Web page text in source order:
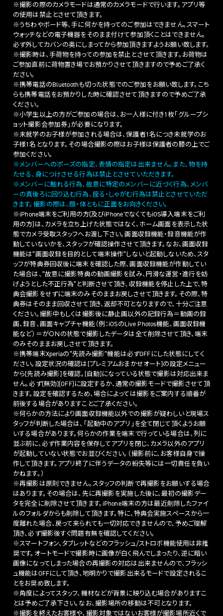
※撮影の際のカメラモードは通常のカメラモードで行います。アプリ等
の使用は禁止とさせて頂きます。
※うちわやボード等、手に何かを持ってのご参加はできません。スマート
ウォッチなどの電子機器をそのまま付けて参加頂くことはできません。
必ず外してカバンの奥にしまってから参加頂きますようお願い致します。
※撮影時は、手荷物を持っての参加を禁止とさせて頂きます。お荷物は
ご参加直前に荷物置き場でお預かりさせて頂きますので予めご了承く
ださい。
※携帯電話のBluetoothも切った状態でのご参加をお願い致します。こち
らも携帯電話をお預かりした時に確認させて頂きますので予めご了承
ください。
※小学生以上の方がご参加の場合は、お一人様に付き1枚「グループシ
ョット撮影会参加券」が必要になります。
※未就学のお子様が参加される場合は、保護者1名につき未就学のお
子様1名となります。その場合撮影の際はお子様は保護者の膝の上でご
参加ください。
※メンバーへのポーズの指定、表情の指定は出来ません。また、物を持
たせる、身につけさせる行為は禁止とさせていただきます。
※メンバーに触れる行為、故意に特定のメンバーに近づく行為、メンバ
ーの真後ろに回り込む行為、座る・しゃがむ行為は禁止とさせていただ
きます。撮影の際は、顔・体ともに正面をお向きください。
※iPhone端末をご利用の方(及びiPhoneでなくてもiOS導入端末をご利
用の方)は、カメラを立ち上げた状態ではなく、ホーム画面を表示した状
態でカメラ受取スタッフへお渡し下さい。画面収録機能・録音機能が作
動していないかを、スタッフが確認操作させて頂きます。なお、画面収録
機能は”画面収録を目的として端末操作”しないと起動しないため、スタ
ッフが特典券回収後に端末を確認した際、画面収録機能が作動してい
た場合は、”故意に撮影特典の動画撮影を試み、円滑な運営・進行を妨
げようとした不正行為”と判断させて頂き、収録機能を停止した上で、特
典会撮影をせずに端末のみそのままお戻しさせて頂きます。その際、特
典券はそのまま回収させて頂き、返却不可となりますので、十分ご注意
ください。撮影中もしくは撮影後に静止画以外の記録行為＝動画の録
画、録音、画面キャプチャ機能（例：iOSのLive Photos機能、画面収録機
能など）＝がＯＮの状態で撮影したデータは全て削除させて頂き、端末
のみそのままお戻しさせて頂きます。
※携帯端末Xperiaの”先読み撮影”機能は必ずOFFにした状態にしてく
ださい。設定状況の確認は[プレミアムおまかせオート]の設定メニュー
から[先読み撮影]を確認。[自動]になっている状態で撮影は対応出来ま
せん。必ず[無効](OFF)に設定するか、通常の撮影モードで撮影させて頂
きます。設定を確認するため、場合によっては撮影をご案内する順番が
前後する場合がありますことご了承ください。
※何らかの方法により画面収録機能以外での撮影が疑わしいと現場ス
タッフが判断した場合は、「起動中のアプリ」を全て閉じて頂くようお願
いする場合があります。何らかの作業を端末で行っている場合は、列に
並ぶ前に、必ず作業内容を保存してアプリを閉じ、カメラ以外のアプリ
が起動していない状態でお並びください。（撮影前に、お客様自身で操
作して頂きます。アプリ終了に伴うデータの紛失等には一切責任を負い
かねます。）
※再撮影は原則できません。スタッフの判断で再撮影をお願いする場合
はあります。その場合は、先に再撮影を実施した後に、最初の撮影デー
タを完全に削除させて頂きます。iPhone端末の方は最近削除したファイ
ルのフォルダからも削除して頂きます。特に、特典会実施スペースから一
度離れた場合、戻って来られても一切対応できませんので、予めご理解
頂き、必ず撮影後すぐ問題有無を確認してください。
※スマートフォン、タブレットなどのフラッシュ/ストロボ機能使用は非推
奨です。オートモードで撮影時に画像が白く飛んでしまったり、逆に暗い
画像になってしまった場合の再撮影の対応は出来ませんので、フラッシ
ュ機能はOFFにして頂き、地明かりで撮影出来るモードで設定されるこ
とをお奨め致します。
※角度によってスタッフ、機材などが背景に映り込む場合がありますこ
とは予めご了承下さい。なお、撮影場所の移動は不可となります。
※撮影を終えたお客様や、撮影対象ではないお客様が撮影場所近くで